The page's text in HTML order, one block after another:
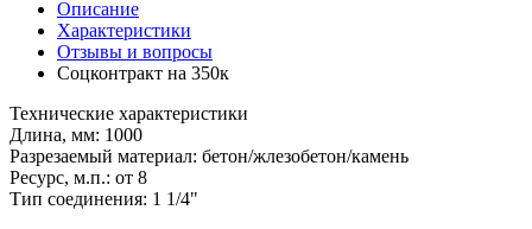
Описание
Характеристики
Отзывы и вопросы
Соцконтракт на 350к
Технические характеристики
Длина, мм: 1000
Разрезаемый материал: бетон/жлезобетон/камень
Ресурс, м.п.: от 8
Тип соединения: 1 1/4"